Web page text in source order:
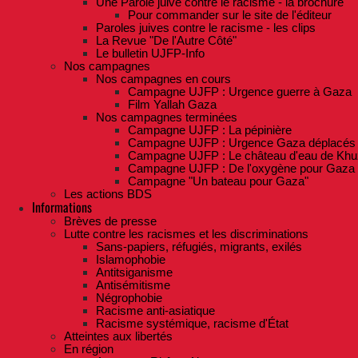
Pour commander sur le site de l'éditeur
Paroles juives contre le racisme - les clips
La Revue "De l'Autre Côté"
Le bulletin UJFP-Info
Nos campagnes
Nos campagnes en cours
Campagne UJFP : Urgence guerre à Gaza
Film Yallah Gaza
Nos campagnes terminées
Campagne UJFP : La pépinière
Campagne UJFP : Urgence Gaza déplacés
Campagne UJFP : Le château d'eau de
Campagne UJFP : De l'oxygène pour Gaza
Campagne "Un bateau pour Gaza"
Les actions BDS
Informations
Brèves de presse
Lutte contre les racismes et les discriminations
Sans-papiers, réfugiés, migrants, exilés
Islamophobie
Antitsiganisme
Antisémitisme
Négrophobie
Racisme anti-asiatique
Racisme systémique, racisme d'État
Atteintes aux libertés
En région